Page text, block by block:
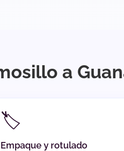
a
🏷️
Empaque y rotulado